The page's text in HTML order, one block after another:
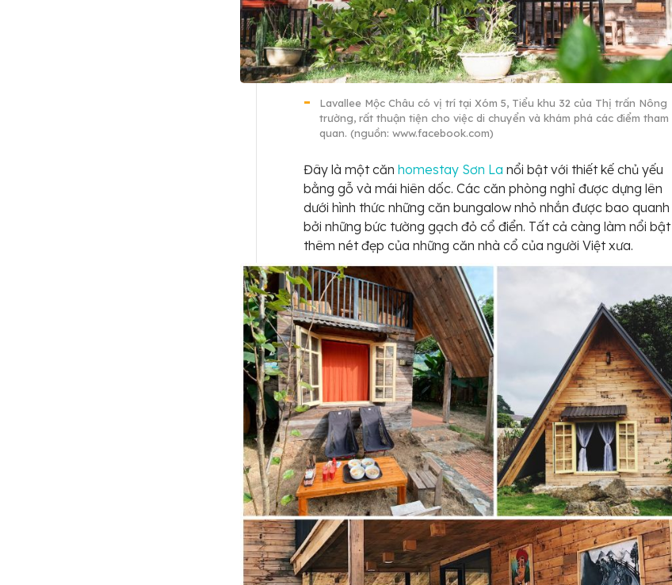
Lavallee Mộc Châu có vị trí tại Xóm 5, Tiểu khu 32 của Thị trấn Nông
trường, rất thuận tiện cho việc di chuyển và khám phá các điểm tham
quan. (nguồn: www.facebook.com)
Đây là một cănhomestay Sơn La nổi bật với thiết kế chủ yếu
bằng gỗ và mái hiên dốc. Các căn phòng nghỉ được dựng lên
dưới hình thức những căn bungalow nhỏ nhắn được bao quanh
bởi những bức tường gạch đỏ cổ điển. Tất cả càng làm nổi bật
thêm nét đẹp của những căn nhà cổ của người Việt xưa.